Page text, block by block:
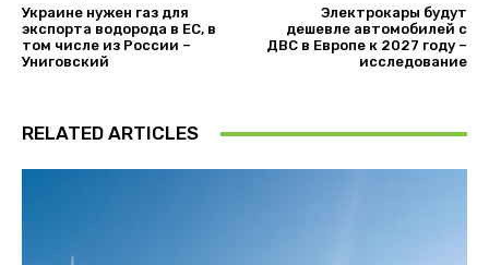
Украине нужен газ для
экспорта водорода в ЕС, в
том числе из России –
Униговский
Электрокары будут
дешевле автомобилей с
ДВС в Европе к 2027 году –
исследование
RELATED ARTICLES